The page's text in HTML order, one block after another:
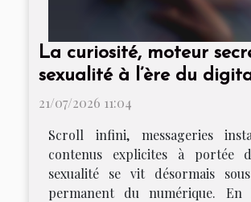
La curiosité, moteur
sexualité à l’ère du
21/07/2026 11:04
Scroll infini, messageries
contenus explicites à portée
sexualité se vit désormais
permanent du numérique. En